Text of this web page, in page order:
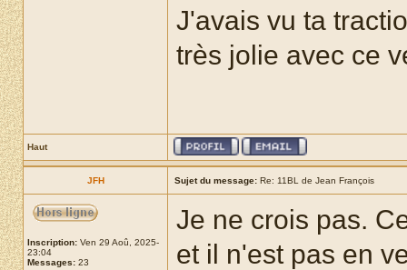
J'avais vu ta
très jolie avec ce
Haut
JFH Sujet du message: Re: 11BL de Jean François
Inscription: Ven 29 Aoû, 2025-
23:04
Messages: 23
Je ne crois pas.
et il n'est pas en